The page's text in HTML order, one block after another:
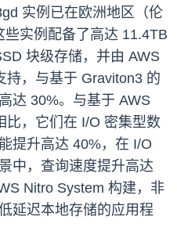
实例已在欧洲地区（伦
实例配备了高达 11.4TB
块级存储，并由 AWS
持，与基于 Graviton3 的
达 30%。与基于 AWS
比，它们在 I/O 密集型数
提升高达 40%，在 I/O
中，查询速度提升高达
Nitro System 构建，非
延迟本地存储的应用程